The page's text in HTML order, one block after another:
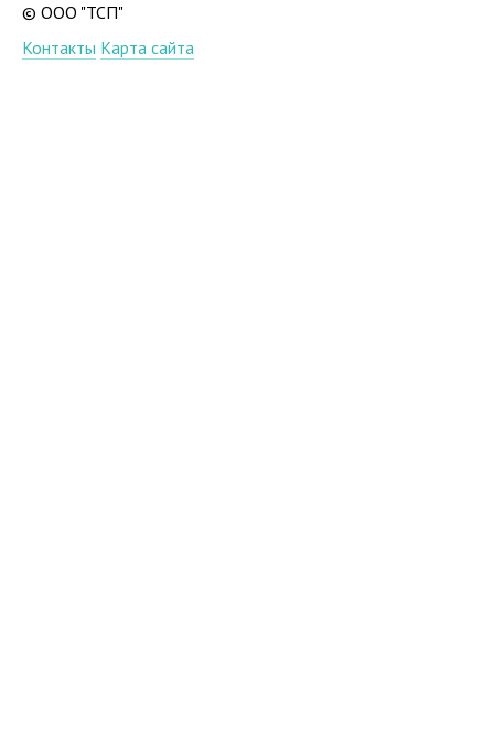
© ООО "ТСП"
Контакты Карта сайта